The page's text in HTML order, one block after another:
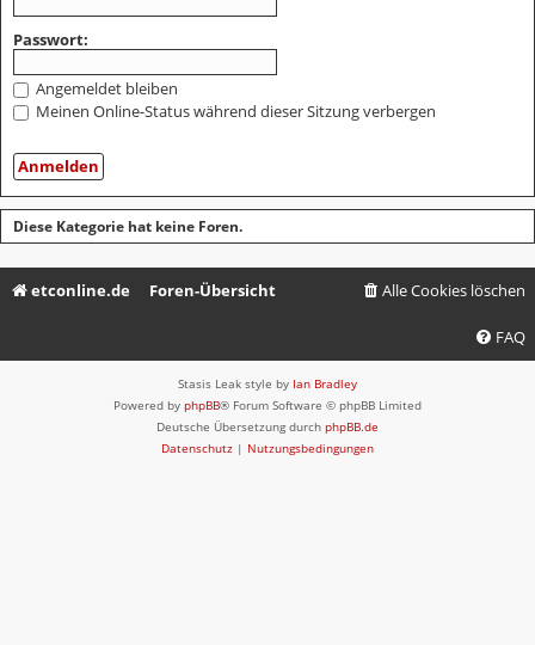
Passwort:
Angemeldet bleiben
Meinen Online-Status während dieser Sitzung verbergen
Diese Kategorie hat keine Foren.
etconline.de Foren-Übersicht Alle Cookies löschen
FAQ
Stasis Leak style by Ian Bradley
Powered by phpBB® Forum Software © phpBB Limited
Deutsche Übersetzung durch phpBB.de
Datenschutz | Nutzungsbedingungen